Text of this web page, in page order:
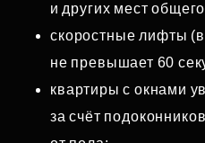
и других мест
скоростные лифты
не превышает 60
квартиры с окнами
за счёт